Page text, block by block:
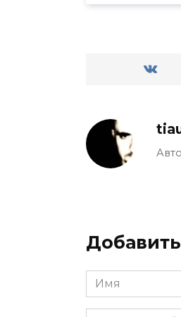
Имя
*